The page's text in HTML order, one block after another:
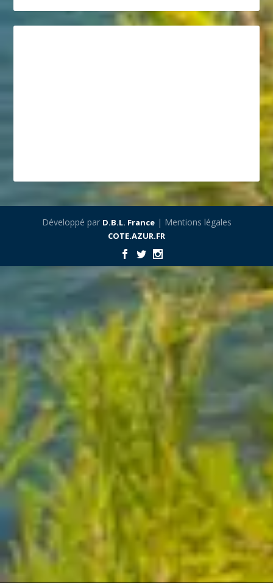
Développé par D.B.L. France| Mentions légales
COTE.AZUR.FR